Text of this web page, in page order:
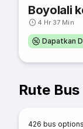
Boyolali
4 Hr 37 Min
Dapatkan
Rute
426 bus options